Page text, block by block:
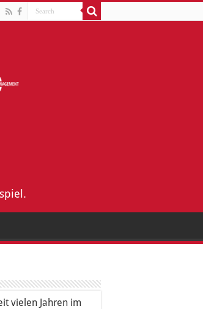
vielen Jahren im